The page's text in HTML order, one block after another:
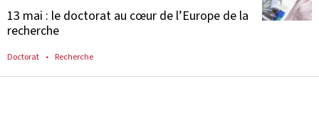
13 mai : le doctorat au cœur de l’Europe de la
recherche
Doctorat Recherche